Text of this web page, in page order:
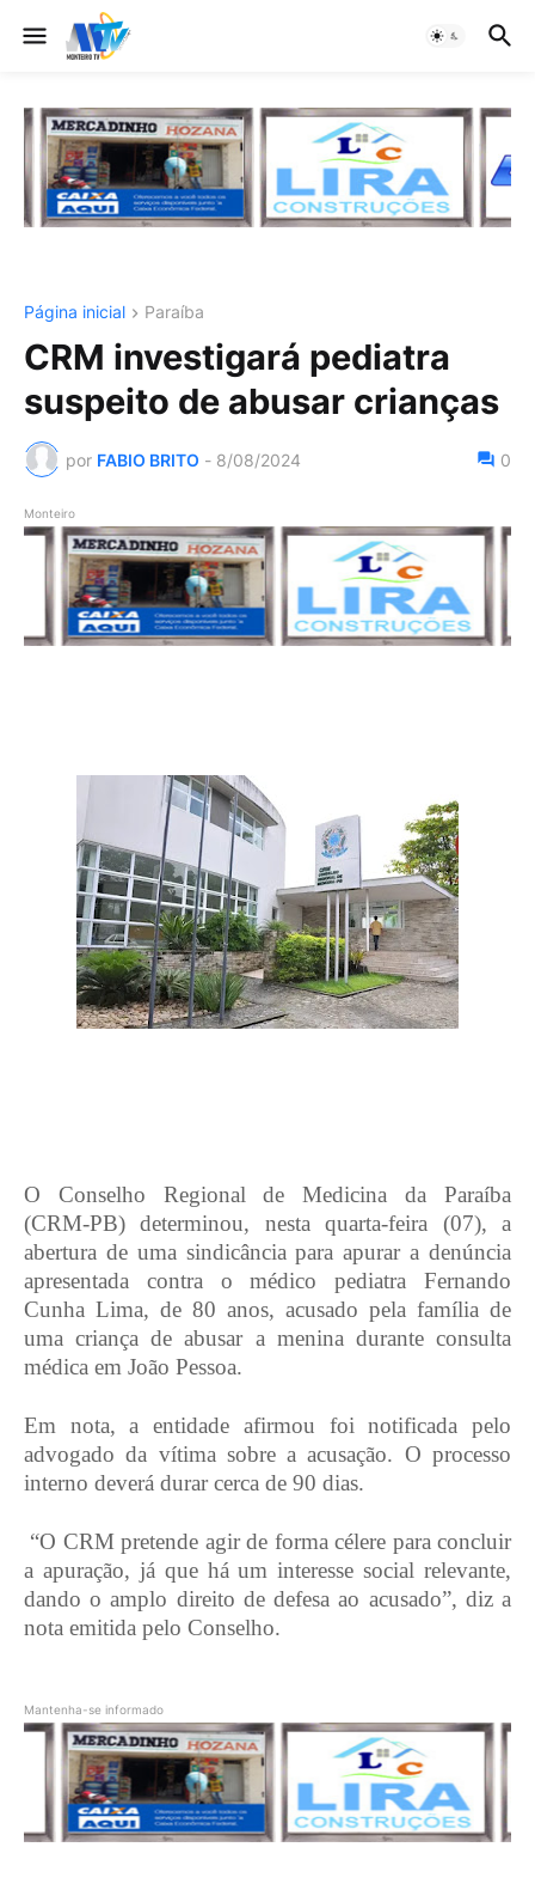
Página inicial Paraíba
CRM investigará pediatra
suspeito de abusar crianças
por FABIO BRITO - 8/08/2024 0
Monteiro
O Conselho Regional de Medicina da Paraíba
(CRM-PB) determinou, nesta quarta-feira (07), a
abertura de uma sindicância para apurar a denúncia
apresentada contra o médico pediatra Fernando
Cunha Lima, de 80 anos, acusado pela família de
uma criança de abusar a menina durante consulta
médica em João Pessoa.
Em nota, a entidade afirmou foi notificada pelo
advogado da vítima sobre a acusação. O processo
interno deverá durar cerca de 90 dias.
“O CRM pretende agir de forma célere para concluir
a apuração, já que há um interesse social relevante,
dando o amplo direito de defesa ao acusado”, diz a
nota emitida pelo Conselho.
Mantenha-se informado